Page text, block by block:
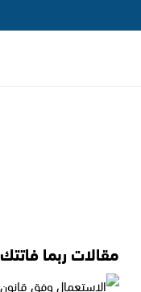
مقالات ربما فاتتك